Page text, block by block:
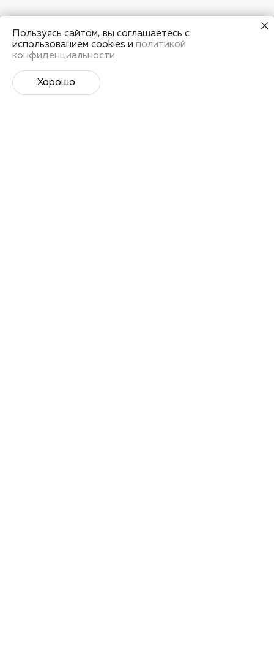
Пользуясь сайтом, вы соглашаетесь с
использованием cookies и политикой
конфиденциальности.
Хорошо